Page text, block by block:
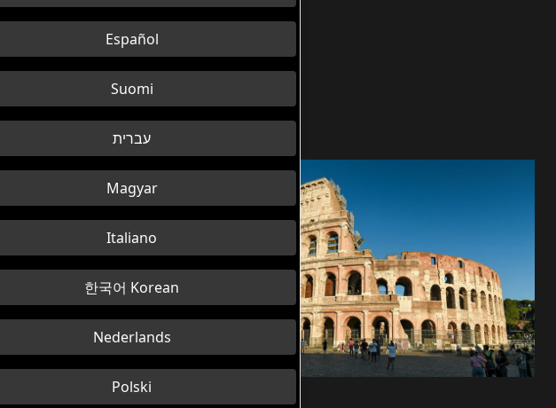
Español
Suomi
עברית
Magyar
Italiano
한국어 Korean
Nederlands
Polski